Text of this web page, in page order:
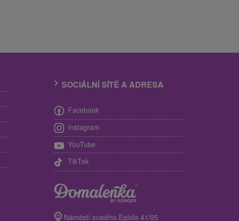
SOCIÁLNÍ SÍTĚ A ADRESA
Facebook
Instagram
YouTube
TikTok
Náměstí svatého Egídia 41/95